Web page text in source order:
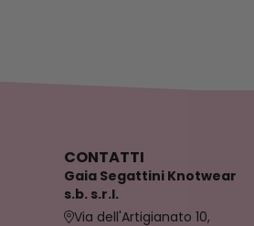
CONTATTI
Gaia Segattini Knotwear
s.b. s.r.l.
Via dell'Artigianato 10,